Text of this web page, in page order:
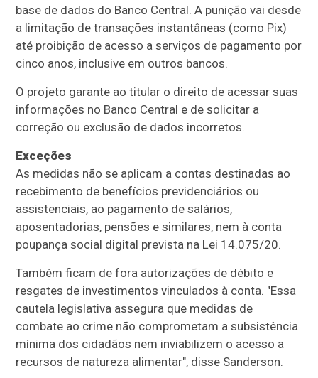
base de dados do Banco Central. A punição vai desde
a limitação de transações instantâneas (como Pix)
até proibição de acesso a serviços de pagamento por
cinco anos, inclusive em outros bancos.
O projeto garante ao titular o direito de acessar suas
informações no Banco Central e de solicitar a
correção ou exclusão de dados incorretos.
Exceções
As medidas não se aplicam a contas destinadas ao
recebimento de benefícios previdenciários ou
assistenciais, ao pagamento de salários,
aposentadorias, pensões e similares, nem à conta
poupança social digital prevista na Lei 14.075/20.
Também ficam de fora autorizações de débito e
resgates de investimentos vinculados à conta. "Essa
cautela legislativa assegura que medidas de
combate ao crime não comprometam a subsistência
mínima dos cidadãos nem inviabilizem o acesso a
recursos de natureza alimentar", disse Sanderson.